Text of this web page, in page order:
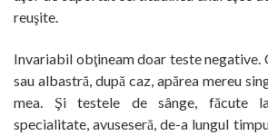
reuşite.
Invariabil obţineam doar teste negative.
sau albastră, după caz, apărea mereu
mea. Şi testele de sânge, făcute
specialitate, avuseseră, de-a lungul